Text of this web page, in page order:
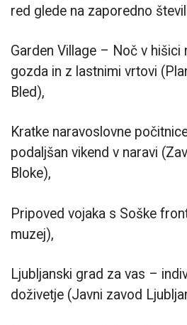
red glede na zaporedno
Garden Village – Noč v hišici
gozda in z lastnimi vrtovi
Bled),
Kratke naravoslovne
podaljšan vikend v naravi
Bloke),
Pripoved vojaka s Soške
muzej),
Ljubljanski grad za vas –
doživetje (Javni zavod